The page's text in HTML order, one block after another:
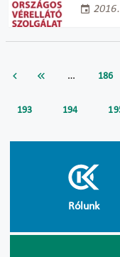
… 186
193 194
Rólunk